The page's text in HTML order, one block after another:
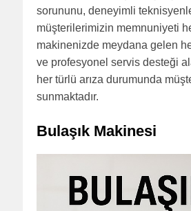
sorununu, deneyimli
müşterilerimizin memnuniyeti
makinenizde meydana gelen
ve profesyonel servis desteği
her türlü arıza durumunda
sunmaktadır.
Bulaşık Makinesi